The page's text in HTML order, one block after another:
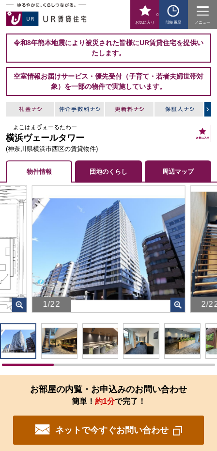
お気に入り
0
閲覧履歴
メニュー
令和8年熊本地震により被災された皆様にUR賃貸住宅を提供い
たします。
空室情報お届けサービス・優先受付（子育て・若者夫婦世帯対
象）を一部の物件で実施しています。
よこはまゔぇーるたわー
横浜ヴェールタワー
(神奈川県横浜市西区の賃貸物件)
お
気
物件情報 団地のくらし 周辺マップ
1/22
画
像
を
ク
リ
す
拡
大
さ
2/
画
像
を
ク
リ
拡
お部屋の内覧・お申込みのお問い合わせ
簡単！ 約1分で完了！
ネットで今すぐお問い合わせ